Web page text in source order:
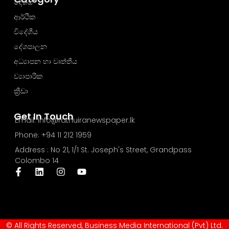
Get In Touch
Email: info@rathuiranewspaper.lk
Phone: +94 11 212 1959
Address : No 21, 1/1 St. Joseph's Street, Grandpass
Colombo 14
ආර්ථික
විදේශීය
දේශපාලන
අධ්‍යාපන හා වෘත්තීය
ව්‍යාපාරික
ක්‍රීඩා
© All Rights Reserved, Business Media International (Pvt) Ltd.